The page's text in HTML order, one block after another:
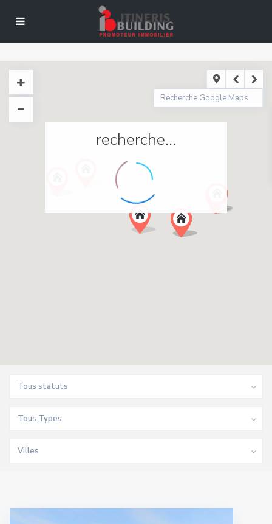
recherche...
Tous statuts
Tous Types
Villes